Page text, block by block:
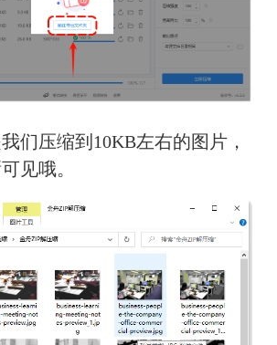
们压缩到10KB左右的图片，
见哦。